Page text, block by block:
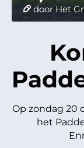
door Het
Op zondag 20
het